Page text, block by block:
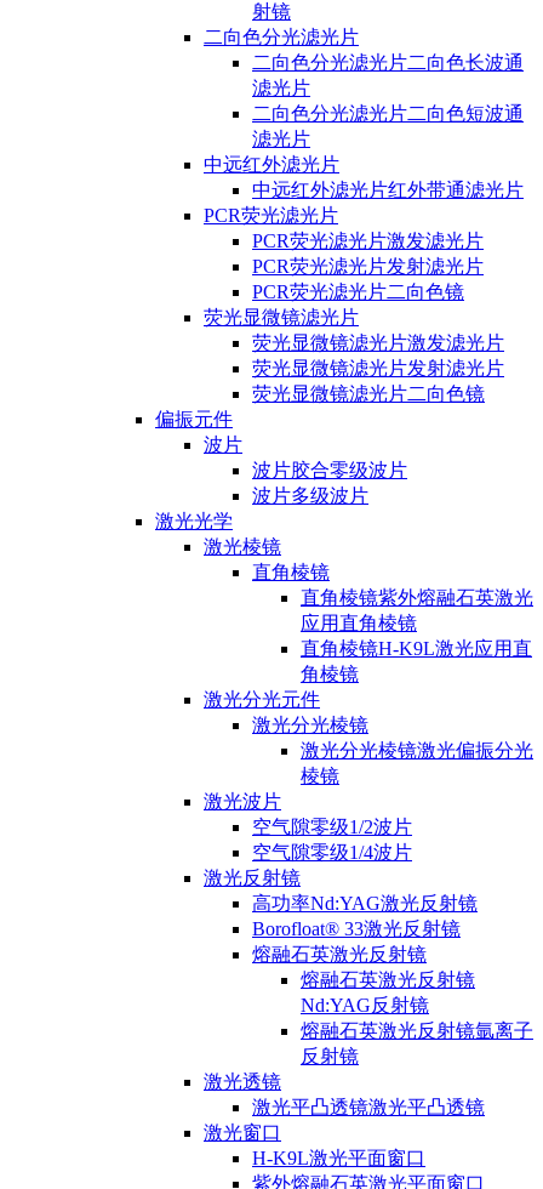
射镜
二向色分光滤光片
二向色分光滤光片二向色长波通
滤光片
二向色分光滤光片二向色短波通
滤光片
中远红外滤光片
中远红外滤光片红外带通滤光片
PCR荧光滤光片
PCR荧光滤光片激发滤光片
PCR荧光滤光片发射滤光片
PCR荧光滤光片二向色镜
荧光显微镜滤光片
荧光显微镜滤光片激发滤光片
荧光显微镜滤光片发射滤光片
荧光显微镜滤光片二向色镜
偏振元件
波片
波片胶合零级波片
波片多级波片
激光光学
激光棱镜
直角棱镜
直角棱镜紫外熔融石英激光
应用直角棱镜
直角棱镜H-K9L激光应用直
角棱镜
激光分光元件
激光分光棱镜
激光分光棱镜激光偏振分光
棱镜
激光波片
空气隙零级1/2波片
空气隙零级1/4波片
激光反射镜
高功率Nd:YAG激光反射镜
Borofloat® 33激光反射镜
熔融石英激光反射镜
熔融石英激光反射镜
Nd:YAG反射镜
熔融石英激光反射镜氩离子
反射镜
激光透镜
激光平凸透镜激光平凸透镜
激光窗口
H-K9L激光平面窗口
紫外熔融石英激光平面窗口